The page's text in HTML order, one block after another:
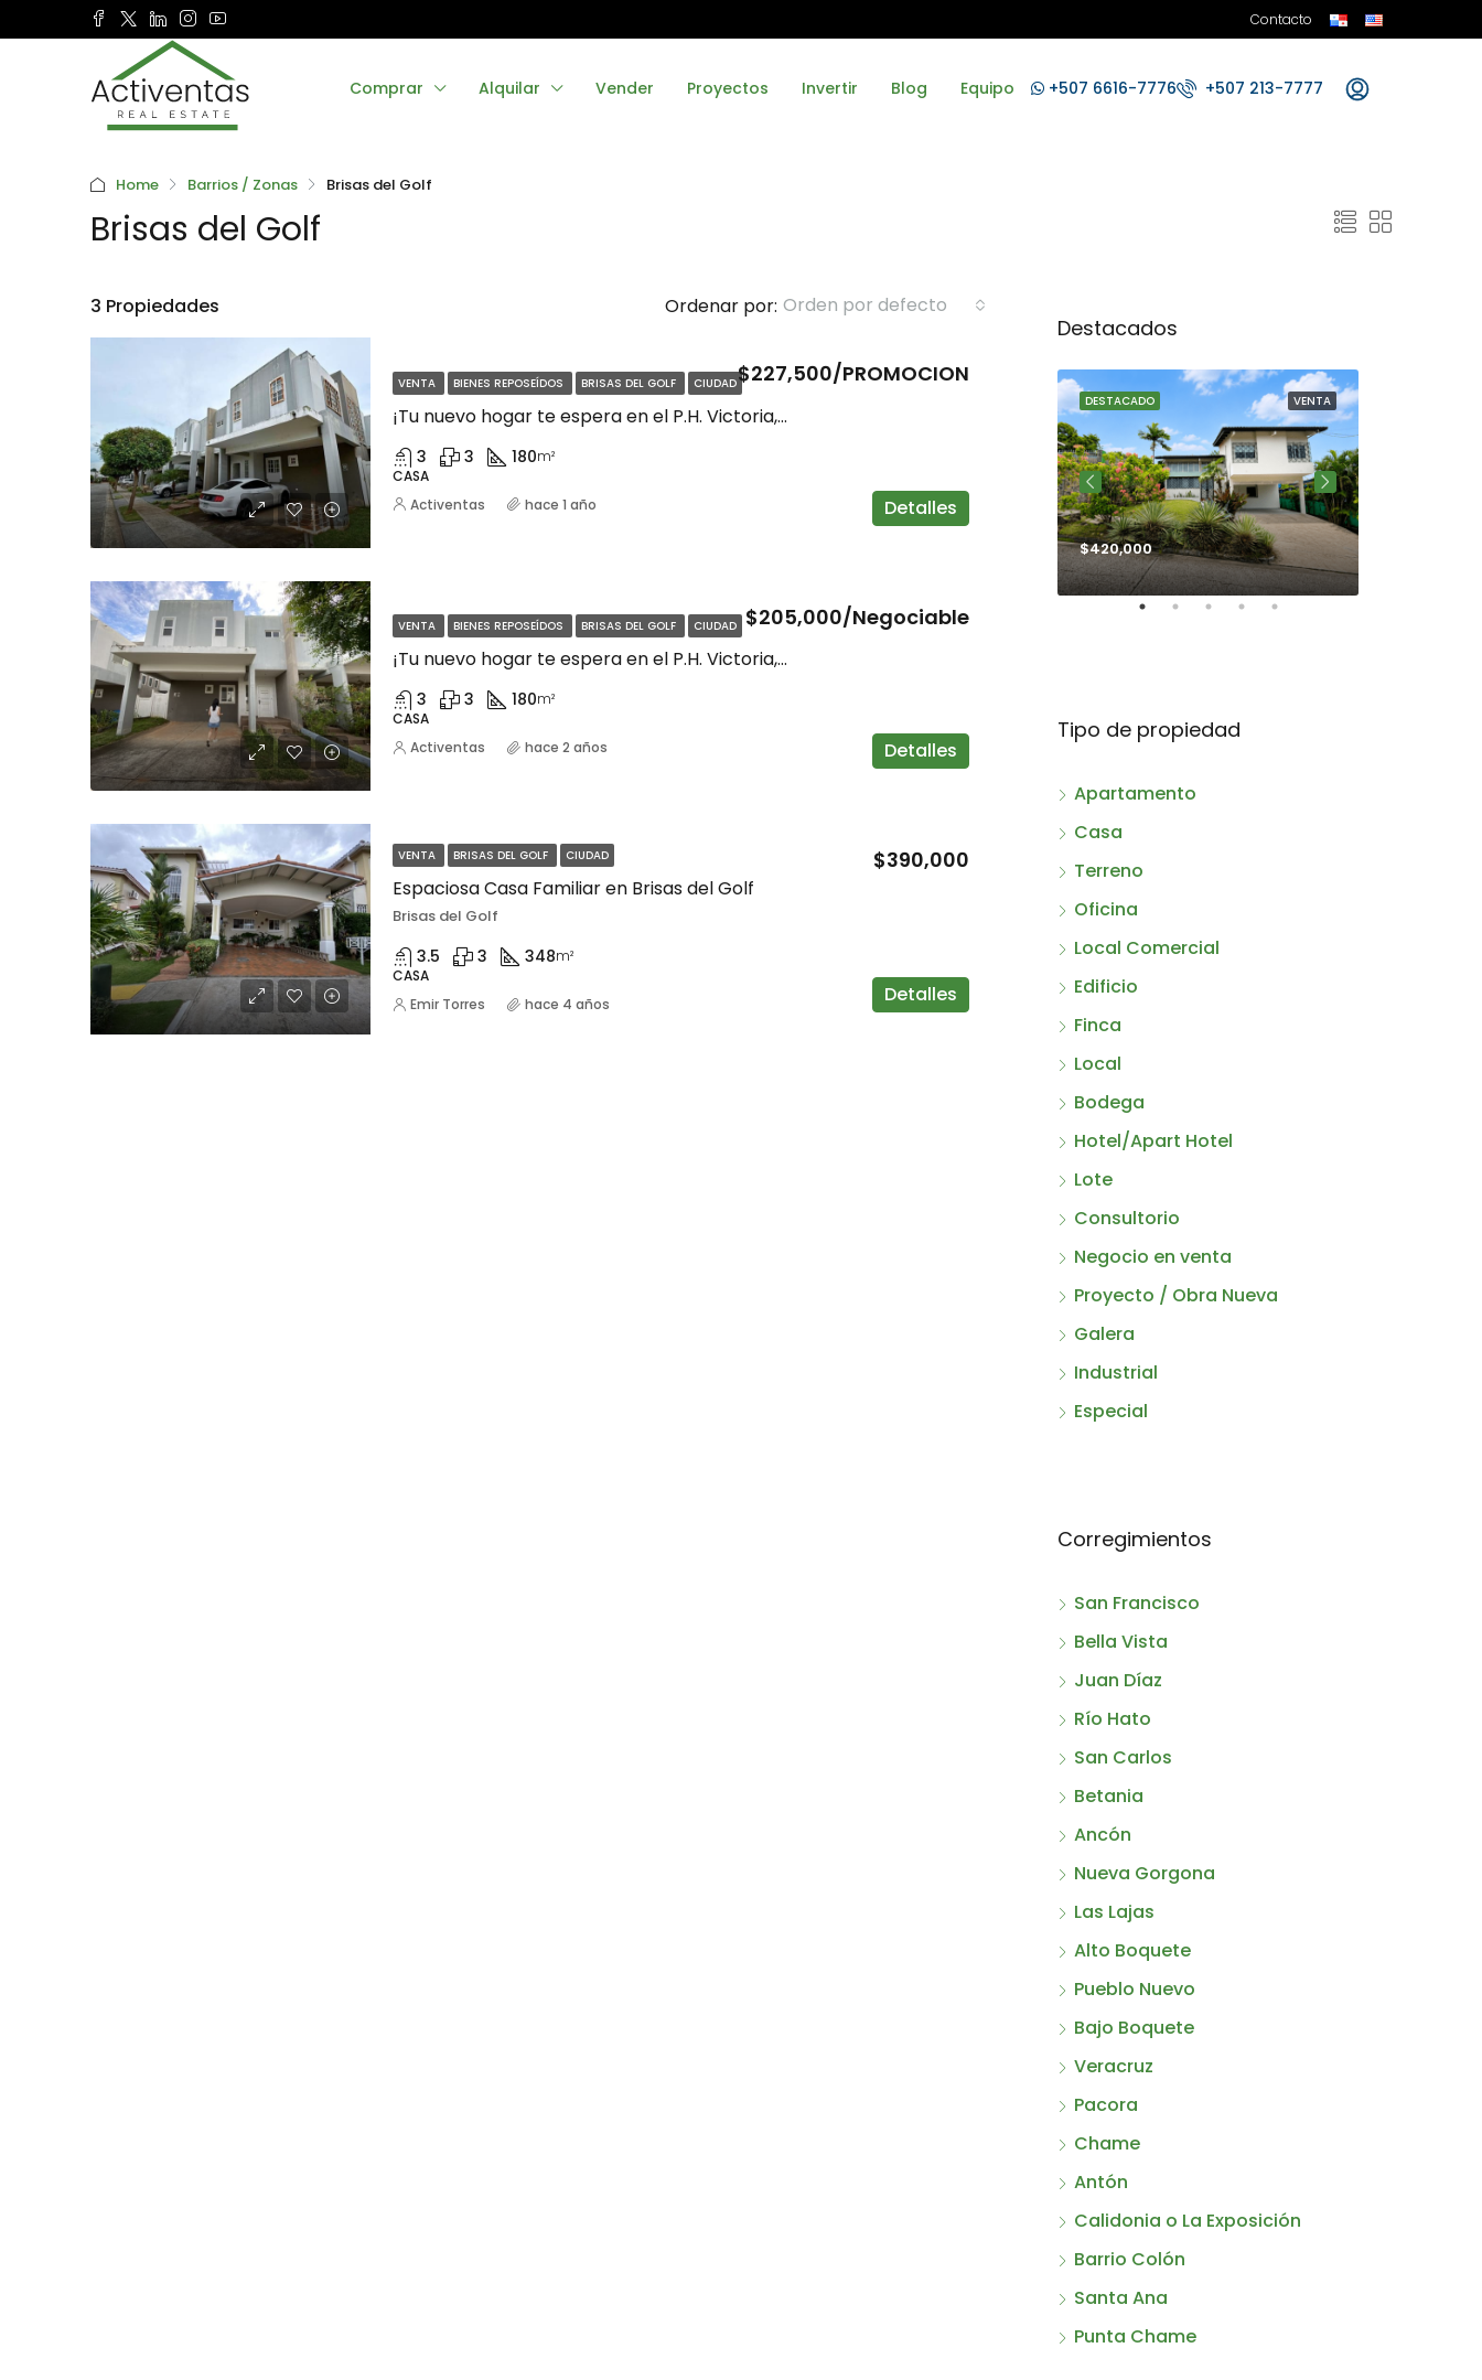
Contacto
Comprar Alquilar Vender Proyectos Invertir Blog Equipo +507 6616-7776 +507 213-7777
Home Barrios / Zonas Brisas del Golf
Brisas del Golf
3 Propiedades Ordenar por: Orden por defecto
VENTA BIENES REPOSEÍDOS BRISAS DEL GOLF CIUDAD
¡Tu nuevo hogar te espera en el P.H. Victoria, Brisas del Norte!
$227,500/PROMOCION
3 3 180m²
CASA
Detalles
Activentas hace 1 año
VENTA BIENES REPOSEÍDOS BRISAS DEL GOLF CIUDAD
¡Tu nuevo hogar te espera en el P.H. Victoria, Brisas del Norte!
$205,000/Negociable
3 3 180m²
CASA
Detalles
Activentas hace 2 años
VENTA BRISAS DEL GOLF CIUDAD
Espaciosa Casa Familiar en Brisas del Golf
$390,000
Brisas del Golf
3.5 3 348m²
CASA
Detalles
Emir Torres hace 4 años
Destacados
VENTA
DESTACADO
$420,000
Tipo de propiedad
Apartamento
Casa
Terreno
Oficina
Local Comercial
Edificio
Finca
Local
Bodega
Hotel/Apart Hotel
Lote
Consultorio
Negocio en venta
Proyecto / Obra Nueva
Galera
Industrial
Especial
Corregimientos
San Francisco
Bella Vista
Juan Díaz
Río Hato
San Carlos
Betania
Ancón
Nueva Gorgona
Las Lajas
Alto Boquete
Pueblo Nuevo
Bajo Boquete
Veracruz
Pacora
Chame
Antón
Calidonia o La Exposición
Barrio Colón
Santa Ana
Punta Chame